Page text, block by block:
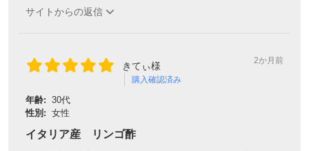
サイトからの返信
きてぃ様
購入確認済み
2か月前
年齢: 30代
性別: 女性
イタリア産 リンゴ酢